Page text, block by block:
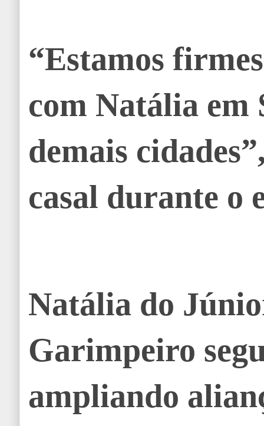
“Estamos
com Natália em
demais
casal durante o
Natália do
Garimpeiro
ampliando